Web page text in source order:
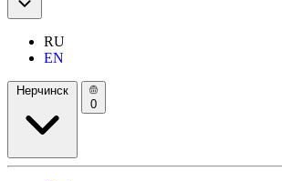
RU
EN
Нерчинск
0